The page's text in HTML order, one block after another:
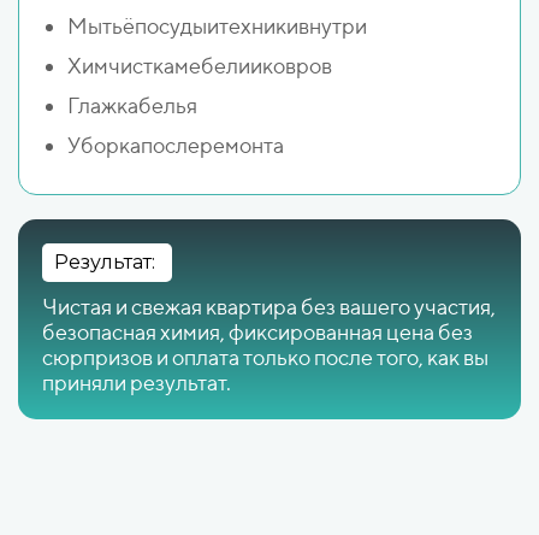
Мытьёпосудыитехникивнутри
Химчисткамебелииковров
Глажкабелья
Уборкапослеремонта
Результат:
Чистая и свежая квартира без вашего участия,
безопасная химия, фиксированная цена без
сюрпризов и оплата только после того, как вы
приняли результат.